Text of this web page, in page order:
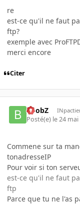
re
est-ce qu'il ne faut
ftp?
exemple avec
merci encore
Citer
BoobZ
Posté(e) le 24
Commene sur ta
tonadresseIP
Pour voir si ton
est-ce qu'il ne faut
ftp
Parce que tu ne l'as